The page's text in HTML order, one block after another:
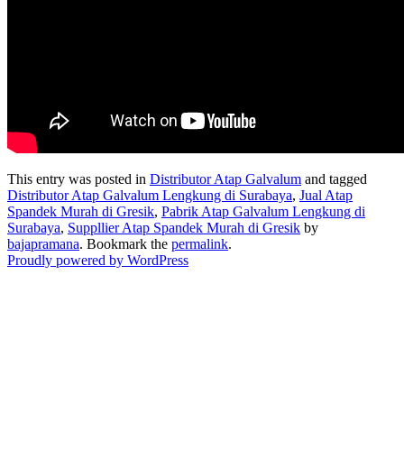
This entry was posted in Distributor Atap Galvalum and tagged
Distributor Atap Galvalum Lengkung di Surabaya, Jual Atap
Spandek Murah di Gresik, Pabrik Atap Galvalum Lengkung di
Surabaya, Suppllier Atap Spandek Murah di Gresik by
bajapramana. Bookmark the permalink.
Proudly powered by WordPress